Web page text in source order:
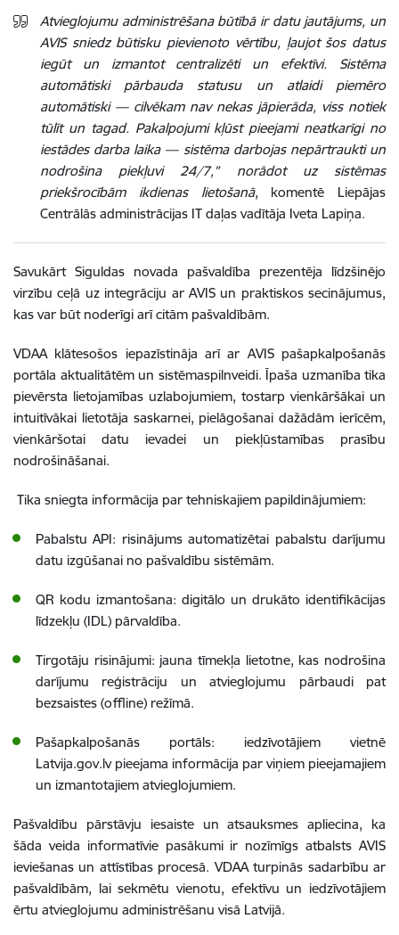
Atvieglojumu administrēšana būtībā ir datu jautājums, un
AVIS sniedz būtisku pievienoto vērtību, ļaujot šos datus
iegūt un izmantot centralizēti un efektīvi. Sistēma
automātiski pārbauda statusu un atlaidi piemēro
automātiski — cilvēkam nav nekas jāpierāda, viss notiek
tūlīt un tagad. Pakalpojumi kļūst pieejami neatkarīgi no
iestādes darba laika — sistēma darbojas nepārtraukti un
nodrošina piekļuvi 24/7,” norādot uz sistēmas
priekšrocībām ikdienas lietošanā, komentē Liepājas
Centrālās administrācijas IT daļas vadītāja Iveta Lapiņa.
Savukārt Siguldas novada pašvaldība prezentēja līdzšinējo
virzību ceļā uz integrāciju ar AVIS un praktiskos secinājumus,
kas var būt noderīgi arī citām pašvaldībām.
VDAA klātesošos iepazīstināja arī ar AVIS pašapkalpošanās
portāla aktualitātēm un sistēmaspilnveidi. Īpaša uzmanība tika
pievērsta lietojamības uzlabojumiem, tostarp vienkāršākai un
intuitīvākai lietotāja saskarnei, pielāgošanai dažādām ierīcēm,
vienkāršotai datu ievadei un piekļūstamības prasību
nodrošināšanai.
Tika sniegta informācija par tehniskajiem papildinājumiem:
Pabalstu API: risinājums automatizētai pabalstu darījumu
datu izgūšanai no pašvaldību sistēmām.
QR kodu izmantošana: digitālo un drukāto identifikācijas
līdzekļu (IDL) pārvaldība.
Tirgotāju risinājumi: jauna tīmekļa lietotne, kas nodrošina
darījumu reģistrāciju un atvieglojumu pārbaudi pat
bezsaistes (offline) režīmā.
Pašapkalpošanās portāls: iedzīvotājiem vietnē
Latvija.gov.lv pieejama informācija par viņiem pieejamajiem
un izmantotajiem atvieglojumiem.
Pašvaldību pārstāvju iesaiste un atsauksmes apliecina, ka
šāda veida informatīvie pasākumi ir nozīmīgs atbalsts AVIS
ieviešanas un attīstības procesā. VDAA turpinās sadarbību ar
pašvaldībām, lai sekmētu vienotu, efektīvu un iedzīvotājiem
ērtu atvieglojumu administrēšanu visā Latvijā.